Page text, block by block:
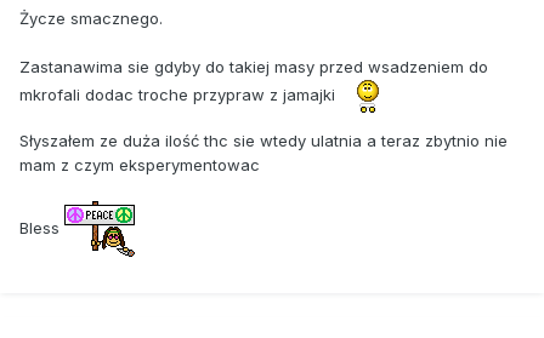
Życze smacznego.
Zastanawima sie gdyby do takiej masy przed wsadzeniem do
mkrofali dodac troche przypraw z jamajki
Słyszałem ze duża ilość thc sie wtedy ulatnia a teraz zbytnio nie
mam z czym eksperymentowac
Bless